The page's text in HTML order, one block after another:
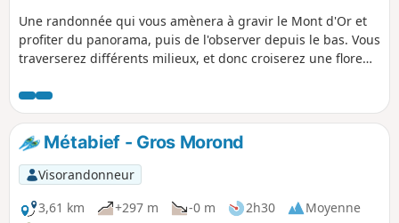
Une randonnée qui vous amènera à gravir le Mont d'Or et
profiter du panorama, puis de l'observer depuis le bas. Vous
traverserez différents milieux, et donc croiserez une flore
Métabief - Gros Morond
Visorandonneur
3,61 km
+297 m -0 m 2h30
Moyenne